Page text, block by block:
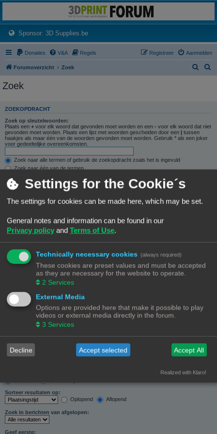
Het 3D print forum van de Benelux na de sluiting van 3dprintforum.nl
Sponsor: 3D Supplies.be(Opens a new tab)
Donaties V&A Regels Aanmelden
Registreer
Forumoverzicht Zoek
Zoek
ZOEKOPDRACHT
Zoek op sleutelwoorden:
Plaats een + voor elk woord dat gevonden moet worden en een - voor elk woord dat niet
gevonden moet worden. Plaats een lijst met woorden gescheiden door een
tussen
haakjes als maar één van de woorden gevonden moet worden. Gebruik * als een joker
voor gedeeltelijke overeenkomsten.
Zoek naar alle termen of gebruik de zoekopdracht zoals het is ingevuld
Zoek naar één van de termen
Zoek naar auteur:
Gebruik * als een joker voor gedeeltelijke overeenkomsten.
Zoeken in forums:
Selecteer het forum of de forums die je wil doorzoeken. Subforums worden automatisch
doorzocht als je “Doorzoek subforums“ hieronder niet uitschakelt.
Doorzoek subforums:
Nee
Alleen berichtonderwerpen en tekst
Alleen tekst
Alleen onderwerptitels
Alleen eerste bericht van onderwerp
Sorteer resultaten op:
Oplopend
Aflopend
Zoek in berichten van afgelopen:
Geef eerste:
Settings for the Cookie´s
The settings for cookies can be made here, which may be set.
General notes and information can be found in our
Privacy policy and Terms of Use.
Technically necessary cookies (always required)
These cookies are preset values and must be accepted
as they are necessary for the website to operate.
2 Services
External Media
Options are provided here that make it possible to play
videos or external media directly in the forum.
3 Services
Decline Accept selected Accept All
Realized with Klaro!